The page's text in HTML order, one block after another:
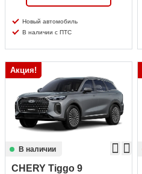
Новый автомобиль
В наличии с ПТС
Акция!
В наличии
CHERY Tiggo 9